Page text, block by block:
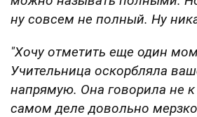
ну совсем не полный. Ну
"Хочу отметить еще один
Учительница оскорбляла
напрямую. Она говорила не к
самом деле довольно